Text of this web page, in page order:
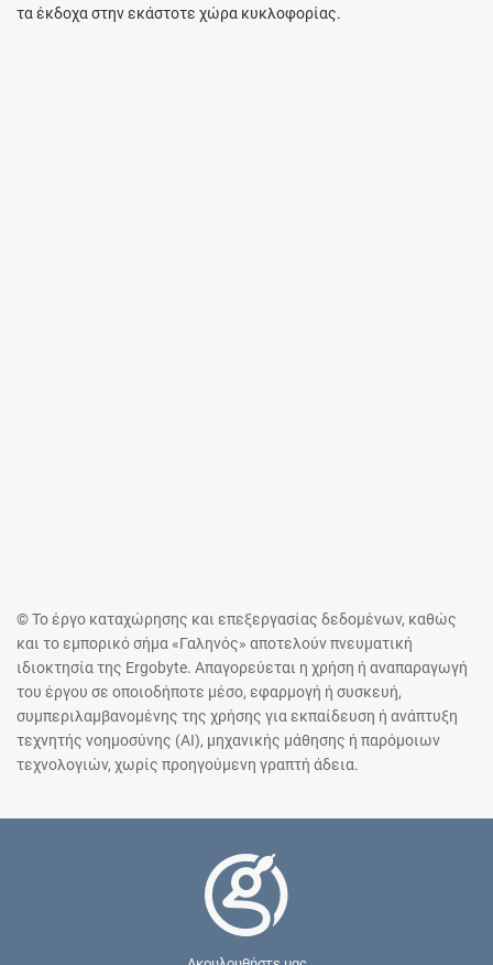
τα έκδοχα στην εκάστοτε χώρα κυκλοφορίας.
© Το έργο καταχώρησης και επεξεργασίας δεδομένων, καθώς
και το εμπορικό σήμα «Γαληνός» αποτελούν πνευματική
ιδιοκτησία της Ergobyte. Απαγορεύεται η χρήση ή αναπαραγωγή
του έργου σε οποιοδήποτε μέσο, εφαρμογή ή συσκευή,
συμπεριλαμβανομένης της χρήσης για εκπαίδευση ή ανάπτυξη
τεχνητής νοημοσύνης (AI), μηχανικής μάθησης ή παρόμοιων
τεχνολογιών, χωρίς προηγούμενη γραπτή άδεια.